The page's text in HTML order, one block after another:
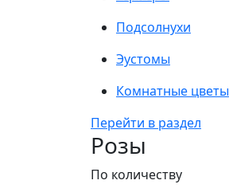
Подсолнухи
Эустомы
Комнатные цветы
Перейти в раздел
Розы
По количеству